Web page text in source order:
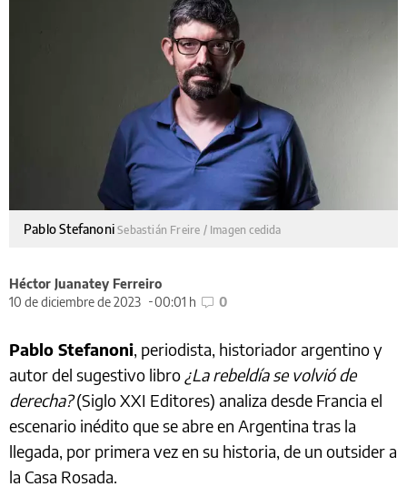
Pablo StefanoniSebastián Freire / Imagen cedida
Héctor Juanatey Ferreiro
10 de diciembre de 2023
00:01 h 0
Pablo Stefanoni, periodista, historiador argentino y
autor del sugestivo libro ¿La rebeldía se volvió de
derecha?(Siglo XXI Editores) analiza desde Francia el
escenario inédito que se abre en Argentina tras la
llegada, por primera vez en su historia, de un outsider a
la Casa Rosada.